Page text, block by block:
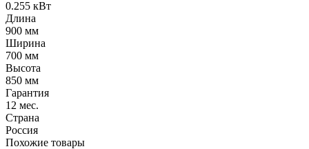
0.255 кВт
Длина
900 мм
Ширина
700 мм
Высота
850 мм
Гарантия
12 мес.
Страна
Россия
Похожие товары